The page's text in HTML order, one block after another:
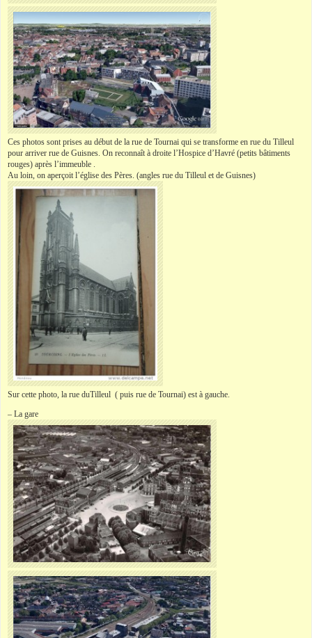
Ces photos sont prises au début de la rue de Tournai qui se transforme en rue du Tilleul
pour arriver rue de Guisnes. On reconnaît à droite l’Hospice d’Havré (petits bâtiments
rouges) après l’immeuble .
Au loin, on aperçoit l’église des Pères. (angles rue du Tilleul et de Guisnes)
Sur cette photo, la rue duTilleul ( puis rue de Tournai) est à gauche.
– La gare